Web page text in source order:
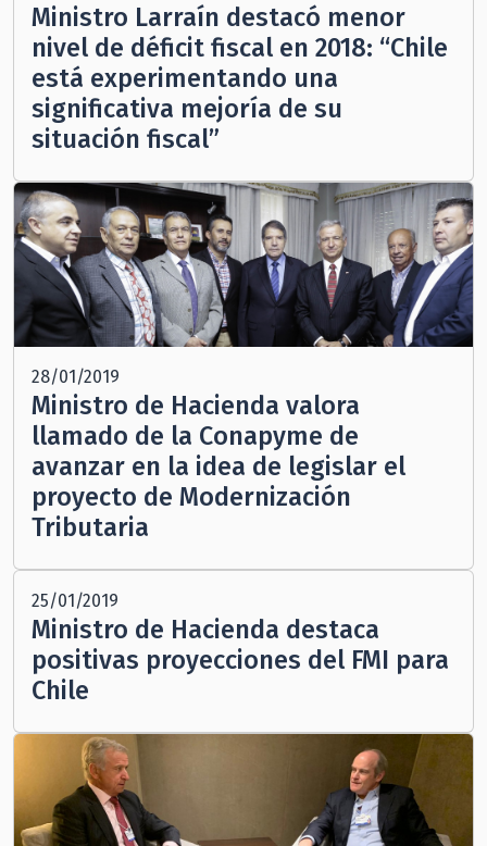
Ministro Larraín destacó menor
nivel de déficit fiscal en 2018: “Chile
está experimentando una
significativa mejoría de su
situación fiscal”
28/01/2019
Ministro de Hacienda valora
llamado de la Conapyme de
avanzar en la idea de legislar el
proyecto de Modernización
Tributaria
25/01/2019
Ministro de Hacienda destaca
positivas proyecciones del FMI para
Chile